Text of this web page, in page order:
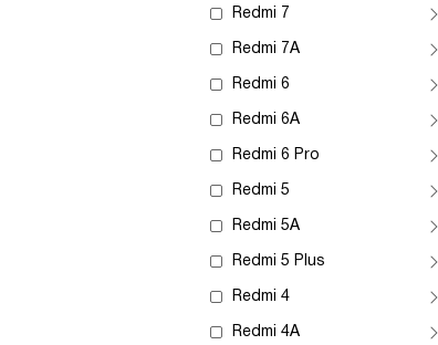
Redmi 7
Redmi 7A
Redmi 6
Redmi 6A
Redmi 6 Pro
Redmi 5
Redmi 5A
Redmi 5 Plus
Redmi 4
Redmi 4A